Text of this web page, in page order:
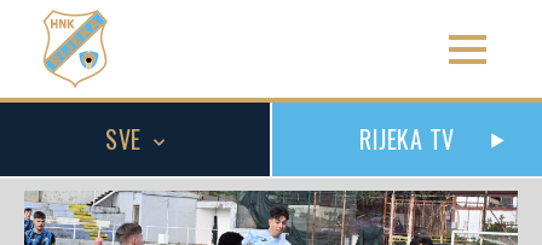
SVE RIJEKA TV